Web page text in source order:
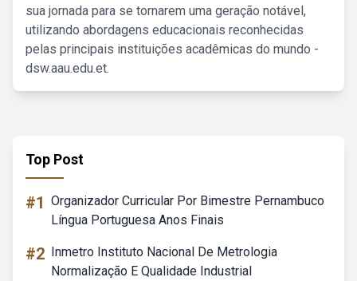
sua jornada para se tornarem uma geração notável,
utilizando abordagens educacionais reconhecidas
pelas principais instituições acadêmicas do mundo -
dsw.aau.edu.et.
Top Post
#1 Organizador Curricular Por Bimestre Pernambuco
Língua Portuguesa Anos Finais
#2 Inmetro Instituto Nacional De Metrologia
Normalização E Qualidade Industrial